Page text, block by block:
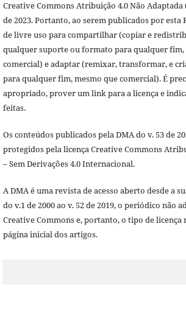
Creative Commons Atribuição 4.0 Não Adaptada
de 2023. Portanto, ao serem publicados por esta
de livre uso para compartilhar (copiar e
qualquer suporte ou formato para qualquer fim,
comercial) e adaptar (remixar, transformar, e
para qualquer fim, mesmo que comercial). É
apropriado, prover um link para a licença e
feitas.
Os conteúdos publicados pela DMA do v. 53 de
protegidos pela licença Creative Commons
– Sem Derivações 4.0 Internacional.
A DMA é uma revista de acesso aberto desde a
do v.1 de 2000 ao v. 52 de 2019, o periódico não
Creative Commons e, portanto, o tipo de licença
página inicial dos artigos.